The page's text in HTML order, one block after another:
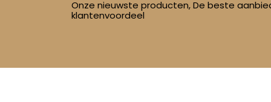
Onze nieuwste producten, De beste
klantenvoordeel